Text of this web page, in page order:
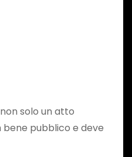
solo un atto
bene pubblico e deve